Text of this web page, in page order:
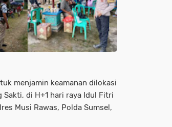
menjamin keamanan dilokasi
Sakti, di H+1 hari raya Idul Fitri
Musi Rawas, Polda Sumsel,